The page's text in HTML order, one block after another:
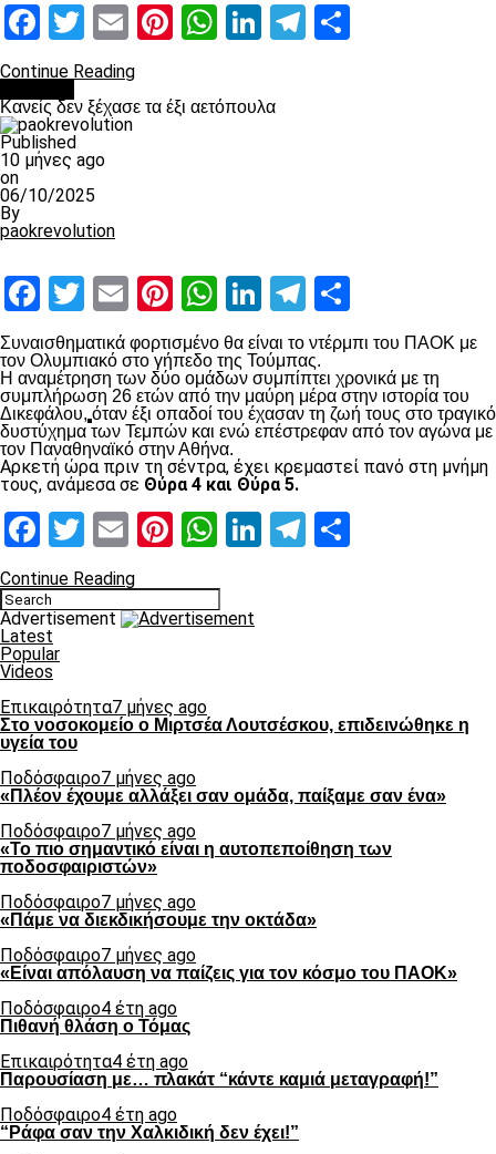
Facebook
Twitter
EmailPinterest
WhatsApp
LinkedInTelegram
Continue Reading
Κανείς δεν ξέχασε τα έξι αετόπουλα
Published
10 μήνες ago
on
06/10/2025
By
paokrevolution
Facebook
Twitter
EmailPinterest
WhatsApp
LinkedInTelegram
Συναισθηματικά φορτισμένο θα είναι το ντέρμπι του ΠΑΟΚ με
τον Ολυμπιακό στο γήπεδο της Τούμπας.
Η αναμέτρηση των δύο ομάδων συμπίπτει χρονικά με τη
συμπλήρωση 26 ετών από την μαύρη μέρα στην ιστορία του
Δικεφάλου, όταν έξι οπαδοί του έχασαν τη ζωή τους στο τραγικό
δυστύχημα των Τεμπών και ενώ επέστρεφαν από τον αγώνα με
τον Παναθηναϊκό στην Αθήνα.
Αρκετή ώρα πριν τη σέντρα, έχει κρεμαστεί πανό στη μνήμη
τους, ανάμεσα σε Θύρα 4 και Θύρα 5.
Facebook
Twitter
EmailPinterest
WhatsApp
LinkedInTelegram
Continue Reading
Advertisement
Latest
Popular
Videos
Επικαιρότητα7 μήνες ago
Στο νοσοκομείο ο Μιρτσέα Λουτσέσκου, επιδεινώθηκε η
υγεία του
Ποδόσφαιρο7 μήνες ago
«Πλέον έχουμε αλλάξει σαν ομάδα, παίξαμε σαν ένα»
Ποδόσφαιρο7 μήνες ago
«Το πιο σημαντικό είναι η αυτοπεποίθηση των
ποδοσφαιριστών»
Ποδόσφαιρο7 μήνες ago
«Πάμε να διεκδικήσουμε την οκτάδα»
Ποδόσφαιρο7 μήνες ago
«Είναι απόλαυση να παίζεις για τον κόσμο του ΠΑΟΚ»
Ποδόσφαιρο4 έτη ago
Πιθανή θλάση ο Τόμας
Επικαιρότητα4 έτη ago
Παρουσίαση με… πλακάτ “κάντε καμιά μεταγραφή!”
Ποδόσφαιρο4 έτη ago
“Ράφα σαν την Χαλκιδική δεν έχει!”